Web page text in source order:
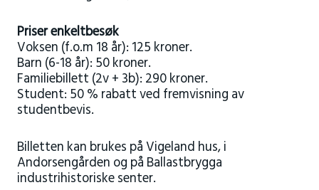
Priser enkeltbesøk
Voksen (f.o.m 18 år): 125 kroner.
Barn (6-18 år): 50 kroner.
Familiebillett (2v + 3b): 290 kroner.
Student: 50 % rabatt ved fremvisning av
studentbevis.
Billetten kan brukes på Vigeland hus, i
Andorsengården og på Ballastbrygga
industrihistoriske senter.